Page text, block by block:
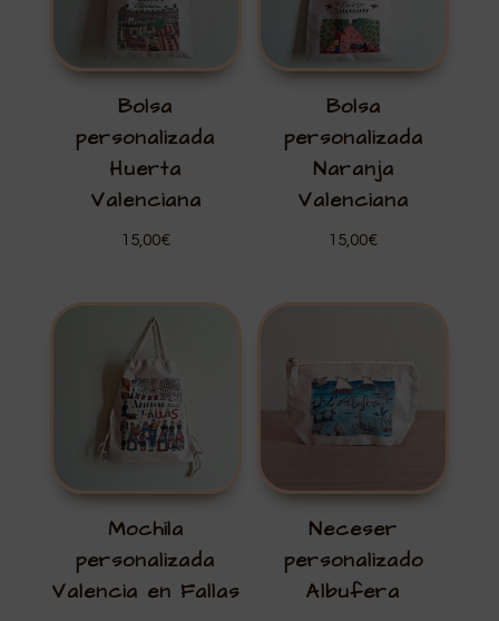
Bolsa
personalizada
Huerta
Valenciana
15,00€
Bolsa
personalizada
Naranja
Valenciana
15,00€
Mochila
personalizada
Valencia en Fallas
Neceser
personalizado
Albufera